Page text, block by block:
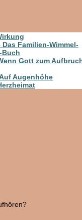
Familien-Wimmel-
Buch
Gott zum
Augenhöhe